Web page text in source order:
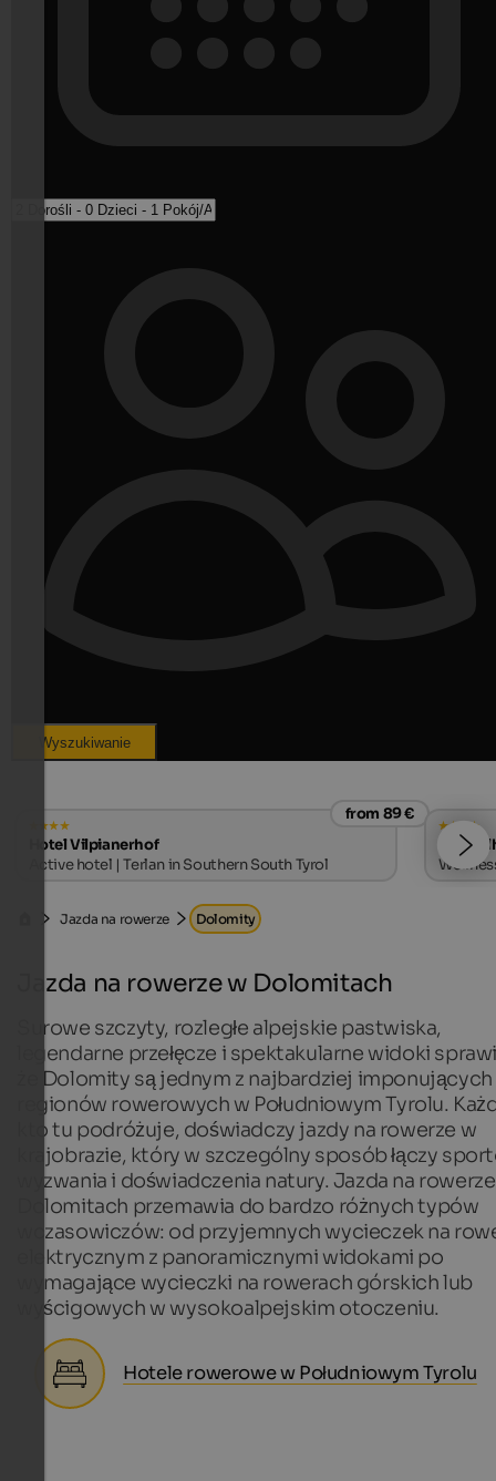
Wyszukiwanie
from 89 €
Hotel Vilpianerhof
Active hotel | Terlan in Southern South Tyrol
Jazda na rowerze Dolomity
Jazda na rowerze w Dolomitach
Surowe szczyty, rozległe alpejskie pastwiska,
legendarne przełęcze i spektakularne widoki
że Dolomity są jednym z najbardziej imponujących
regionów rowerowych w Południowym Tyrolu.
kto tu podróżuje, doświadczy jazdy na rowerze w
krajobrazie, który w szczególny sposób łączy
wyzwania i doświadczenia natury. Jazda na
Dolomitach przemawia do bardzo różnych typów
wczasowiczów: od przyjemnych wycieczek na
elektrycznym z panoramicznymi widokami po
wymagające wycieczki na rowerach górskich lub
wyścigowych w wysokoalpejskim otoczeniu.
Hotele rowerowe w Południowym Tyrolu